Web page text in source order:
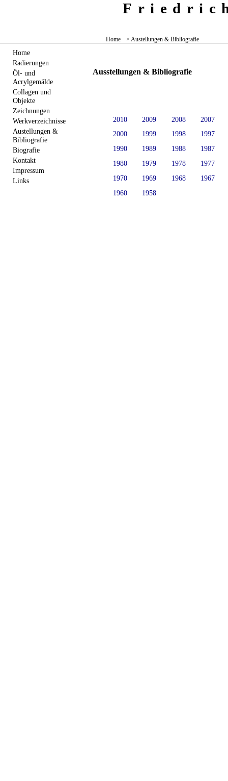
Home > Austellungen & Bibliografie
Ausstellungen & Bibliografie
2010 2009 2008
2007
2000
1999 1998
1997
1990
1989 1988
1987
1980
1979 1978
1977
1970
1969 1968
1967
1960
1958
Home
Radierungen
Öl- und
Acrylgemälde
Collagen und
Objekte
Zeichnungen
Werkverzeichnisse
Austellungen &
Bibliografie
Biografie
Kontakt
Impressum
Links